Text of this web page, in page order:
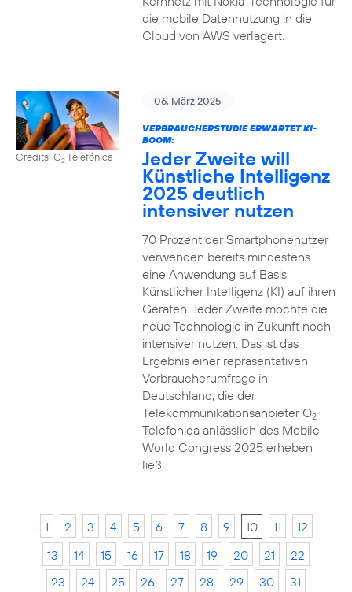
die mobile Datennutzung in die
Cloud von AWS verlagert.
Credits: O2Telefónica
06. März 2025
VERBRAUCHERSTUDIE ERWARTET KI-
BOOM:
Jeder Zweite will
Künstliche Intelligenz
2025 deutlich
intensiver nutzen
70 Prozent der Smartphonenutzer
verwenden bereits mindestens
eine Anwendung auf Basis
Künstlicher Intelligenz (KI) auf ihren
Geräten. Jeder Zweite möchte die
neue Technologie in Zukunft noch
intensiver nutzen. Das ist das
Ergebnis einer repräsentativen
Verbraucherumfrage in
Deutschland, die der
Telekommunikationsanbieter O2
Telefónica anlässlich des Mobile
World Congress 2025 erheben
ließ.
1 2 3 4 5 6 7 8 9 10 11
12
13
14 15 16 17 18 19 20 21
22
23
24 25 26 27 28 29 30
31